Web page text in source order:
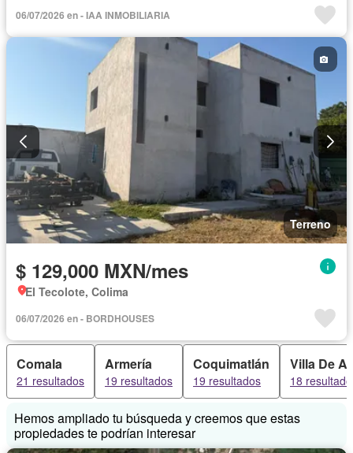
06/07/2026 en - IAA INMOBILIARIA
Terreno
$ 129,000 MXN/mes
El Tecolote, Colima
06/07/2026 en - BORDHOUSES
Comala
21 resultados
Armería
19 resultados
Coquimatlán
19 resultados
Villa De
18
Hemos ampliado tu búsqueda y creemos que estas
propiedades te podrían interesar